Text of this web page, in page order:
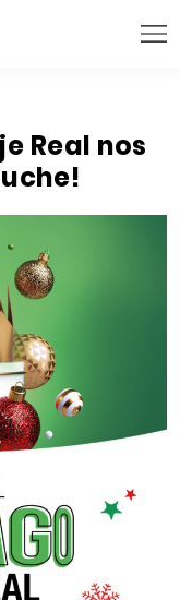
Real nos